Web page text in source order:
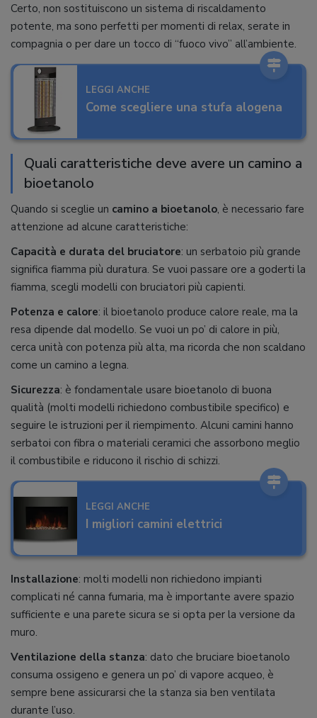
Certo, non sostituiscono un sistema di riscaldamento
potente, ma sono perfetti per momenti di relax, serate in
compagnia o per dare un tocco di “fuoco vivo” all’ambiente.
LEGGI ANCHE
Come scegliere una stufa alogena
Quali caratteristiche deve avere un camino a
bioetanolo
Quando si sceglie un camino a bioetanolo, è necessario fare
attenzione ad alcune caratteristiche:
Capacità e durata del bruciatore: un serbatoio più grande
significa fiamma più duratura. Se vuoi passare ore a goderti la
fiamma, scegli modelli con bruciatori più capienti.
Potenza e calore: il bioetanolo produce calore reale, ma la
resa dipende dal modello. Se vuoi un po’ di calore in più,
cerca unità con potenza più alta, ma ricorda che non scaldano
come un camino a legna.
Sicurezza: è fondamentale usare bioetanolo di buona
qualità (molti modelli richiedono combustibile specifico) e
seguire le istruzioni per il riempimento. Alcuni camini hanno
serbatoi con fibra o materiali ceramici che assorbono meglio
il combustibile e riducono il rischio di schizzi.
LEGGI ANCHE
I migliori camini elettrici
Installazione: molti modelli non richiedono impianti
complicati né canna fumaria, ma è importante avere spazio
sufficiente e una parete sicura se si opta per la versione da
muro.
Ventilazione della stanza: dato che bruciare bioetanolo
consuma ossigeno e genera un po’ di vapore acqueo, è
sempre bene assicurarsi che la stanza sia ben ventilata
durante l’uso.